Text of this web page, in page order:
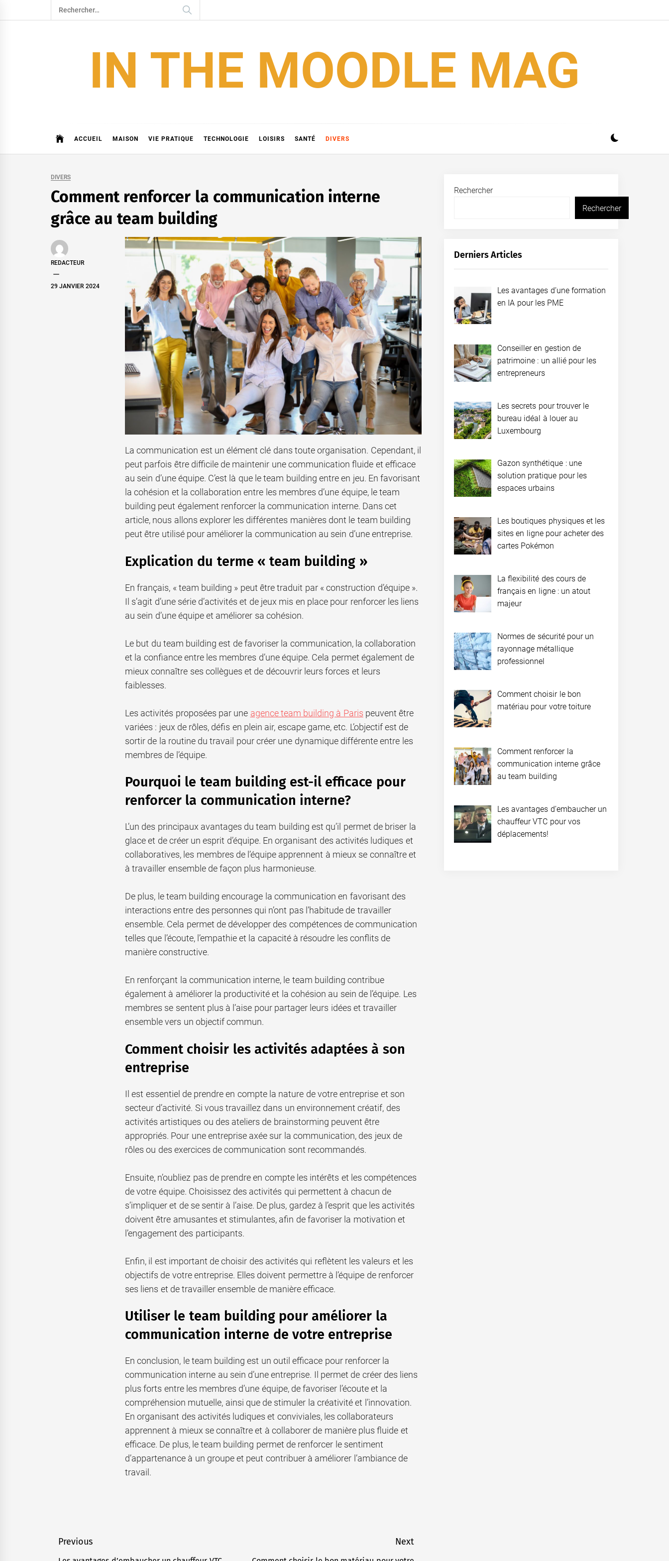
to
Rechercher :
IN THE MOODLE MAG
ACCUEIL MAISON VIE PRATIQUE TECHNOLOGIE LOISIRS SANTÉ DIVERS
DIVERS
Comment renforcer la communication interne
grâce au team building
REDACTEUR
29 JANVIER 2024
La communication est un élément clé dans toute organisation. Cependant, il
peut parfois être difficile de maintenir une communication fluide et efficace
au sein d’une équipe. C’est là que le team building entre en jeu. En favorisant
la cohésion et la collaboration entre les membres d’une équipe, le team
building peut également renforcer la communication interne. Dans cet
article, nous allons explorer les différentes manières dont le team building
peut être utilisé pour améliorer la communication au sein d’une entreprise.
Explication du terme « team building »
En français, « team building » peut être traduit par « construction d’équipe ».
Il s’agit d’une série d’activités et de jeux mis en place pour renforcer les liens
au sein d’une équipe et améliorer sa cohésion.
Le but du team building est de favoriser la communication, la collaboration
et la confiance entre les membres d’une équipe. Cela permet également de
mieux connaître ses collègues et de découvrir leurs forces et leurs
faiblesses.
Les activités proposées par une agence team building à Paris peuvent être
variées : jeux de rôles, défis en plein air, escape game, etc. L’objectif est de
sortir de la routine du travail pour créer une dynamique différente entre les
membres de l’équipe.
Pourquoi le team building est-il efficace pour
renforcer la communication interne?
L’un des principaux avantages du team building est qu’il permet de briser la
glace et de créer un esprit d’équipe. En organisant des activités ludiques et
collaboratives, les membres de l’équipe apprennent à mieux se connaître et
à travailler ensemble de façon plus harmonieuse.
De plus, le team building encourage la communication en favorisant des
interactions entre des personnes qui n’ont pas l’habitude de travailler
ensemble. Cela permet de développer des compétences de communication
telles que l’écoute, l’empathie et la capacité à résoudre les conflits de
manière constructive.
En renforçant la communication interne, le team building contribue
également à améliorer la productivité et la cohésion au sein de l’équipe. Les
membres se sentent plus à l’aise pour partager leurs idées et travailler
ensemble vers un objectif commun.
Comment choisir les activités adaptées à son
entreprise
Il est essentiel de prendre en compte la nature de votre entreprise et son
secteur d’activité. Si vous travaillez dans un environnement créatif, des
activités artistiques ou des ateliers de brainstorming peuvent être
appropriés. Pour une entreprise axée sur la communication, des jeux de
rôles ou des exercices de communication sont recommandés.
Ensuite, n’oubliez pas de prendre en compte les intérêts et les compétences
de votre équipe. Choisissez des activités qui permettent à chacun de
s’impliquer et de se sentir à l’aise. De plus, gardez à l’esprit que les activités
doivent être amusantes et stimulantes, afin de favoriser la motivation et
l’engagement des participants.
Enfin, il est important de choisir des activités qui reflètent les valeurs et les
objectifs de votre entreprise. Elles doivent permettre à l’équipe de renforcer
ses liens et de travailler ensemble de manière efficace.
Utiliser le team building pour améliorer la
communication interne de votre entreprise
En conclusion, le team building est un outil efficace pour renforcer la
communication interne au sein d’une entreprise. Il permet de créer des liens
plus forts entre les membres d’une équipe, de favoriser l’écoute et la
compréhension mutuelle, ainsi que de stimuler la créativité et l’innovation.
En organisant des activités ludiques et conviviales, les collaborateurs
apprennent à mieux se connaître et à collaborer de manière plus fluide et
efficace. De plus, le team building permet de renforcer le sentiment
d’appartenance à un groupe et peut contribuer à améliorer l’ambiance de
travail.
Navigation
Previous Next
Rechercher
Rechercher
Derniers Articles
Les avantages d’une formation
en IA pour les PME
Conseiller en gestion de
patrimoine : un allié pour les
entrepreneurs
Les secrets pour trouver le
bureau idéal à louer au
Luxembourg
Gazon synthétique : une
solution pratique pour les
espaces urbains
Les boutiques physiques et les
sites en ligne pour acheter des
cartes Pokémon
La flexibilité des cours de
français en ligne : un atout
majeur
Normes de sécurité pour un
rayonnage métallique
professionnel
Comment choisir le bon
matériau pour votre toiture
Comment renforcer la
communication interne grâce
au team building
Les avantages d’embaucher un
chauffeur VTC pour vos
déplacements!